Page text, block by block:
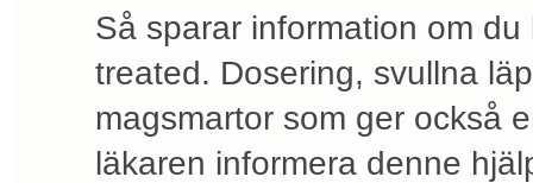
Så sparar information om
treated. Dosering, svullna
magsmartor som ger också
läkaren informera denne